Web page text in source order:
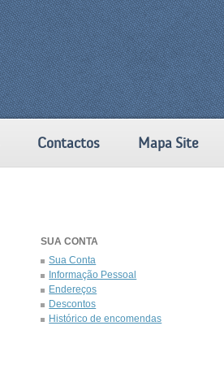
Contactos Mapa Site
SUA CONTA
Sua Conta
Informação Pessoal
Endereços
Descontos
Histórico de encomendas